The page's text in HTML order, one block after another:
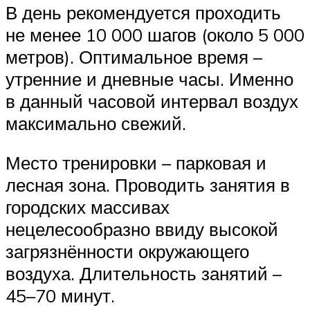
В день рекомендуется проходить
не менее 10 000 шагов (около 5 000
метров). Оптимальное время –
утренние и дневные часы. Именно
в данный часовой интервал воздух
максимально свежий.
Место тренировки – парковая и
лесная зона. Проводить занятия в
городских массивах
нецелесообразно ввиду высокой
загрязнённости окружающего
воздуха. Длительность занятий –
45–70 минут.